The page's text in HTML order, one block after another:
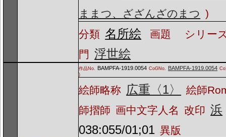
ままつ、ざざんざのまつ )
分類 名所絵 画題
シリー
門 浮世絵
作品No. BAMPFA-1919.0054 CoGNo. BAMPFA-1919.0054
)
絵師略称 広重〈1〉
絵師
師摺師 画中文字人名 改印 浜
038:055/01;01 異版